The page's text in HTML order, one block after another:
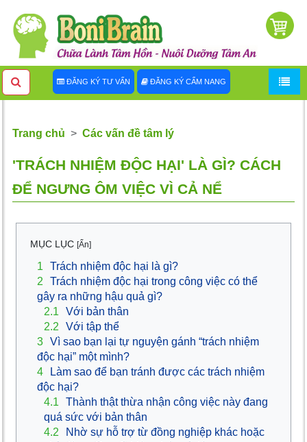
ĐĂNG KÝ TƯ VẤN ĐĂNG KÝ CẨM NANG
Trang chủ Các vấn đề tâm lý
'TRÁCH NHIỆM ĐỘC HẠI' LÀ GÌ? CÁCH
ĐỂ NGƯNG ÔM VIỆC VÌ CẢ NỂ
MỤC LỤC [Ẩn]
1
Trách nhiệm độc hại là gì?
2
Trách nhiệm độc hại trong công việc có thể
gây ra những hậu quả gì?
2.1
Với bản thân
2.2
Với tập thể
3 Vì sao bạn lại tự nguyện gánh “trách nhiệm
độc hại” một mình?
4
Làm sao để bạn tránh được các trách nhiệm
độc hại?
4.1
Thành thật thừa nhận công việc này đang
quá sức với bản thân
4.2
Nhờ sự hỗ trợ từ đồng nghiệp khác hoặc